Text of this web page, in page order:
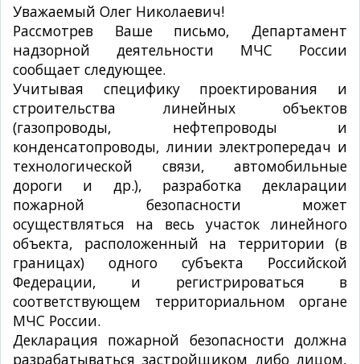
Уважаемый Олег Николаевич!
Рассмотрев Ваше письмо, Департамент
надзорной деятельности МЧС России
сообщает следующее.
Учитывая специфику проектирования и
строительства линейных объектов
(газопроводы, нефтепроводы и
конденсатопроводы, линии электропередач и
технологической связи, автомобильные
дороги и др.), разработка декларации
пожарной безопасности может
осуществляться на весь участок линейного
объекта, расположенный на территории (в
границах) одного субъекта Российской
Федерации, и регистрироваться в
соответствующем территориальном органе
МЧС России.
Декларация пожарной безопасности должна
разрабатываться застройщиком либо лицом,